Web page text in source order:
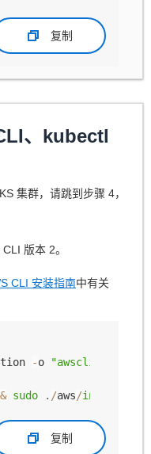
复制
、kubectl
集群，请跳到步骤 4，
版本 2。
CLI 安装指南中有关
-o "awscliv2.zip"
sudo . /aws/install
复制